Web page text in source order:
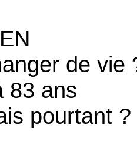
de vie
83 ans
pourtant ?